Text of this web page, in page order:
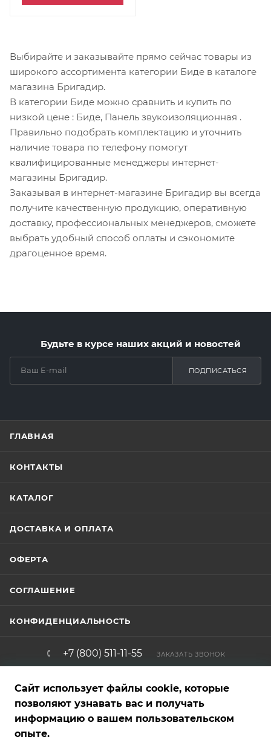
Выбирайте и заказывайте прямо сейчас товары из
широкого ассортимента категории Биде в каталоге
магазина Бригадир.
В категории Биде можно сравнить и купить по
низкой цене : Биде, Панель звукоизоляционная .
Правильно подобрать комплектацию и уточнить
наличие товара по телефону помогут
квалифицированные менеджеры интернет-
магазины Бригадир.
Заказывая в интернет-магазине Бригадир вы всегда
получите качественную продукцию, оперативную
доставку, профессиональных менеджеров, сможете
выбрать удобный способ оплаты и сэкономите
драгоценное время.
Будьте в курсе наших акций и новостей
ПОДПИСАТЬСЯ
ГЛАВНАЯ
КОНТАКТЫ
КАТАЛОГ
ДОСТАВКА И ОПЛАТА
ОФЕРТА
СОГЛАШЕНИЕ
КОНФИДЕНЦИАЛЬНОСТЬ
+7 (800) 511-11-55 ЗАКАЗАТЬ ЗВОНОК
Представленные на сайте товары — фотообразцы, графические,
Сайт использует файлы cookie, которые
позволяют узнавать вас и получать
информацию о вашем пользовательском
опыте.